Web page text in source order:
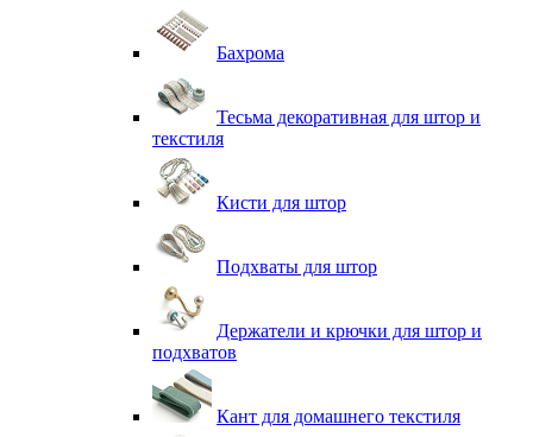
Бахрома
Тесьма декоративная для штор и
текстиля
Кисти для штор
Подхваты для штор
Держатели и крючки для штор и
подхватов
Кант для домашнего текстиля